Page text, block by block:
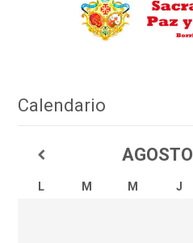
Calendario
AGOSTO
L M M J